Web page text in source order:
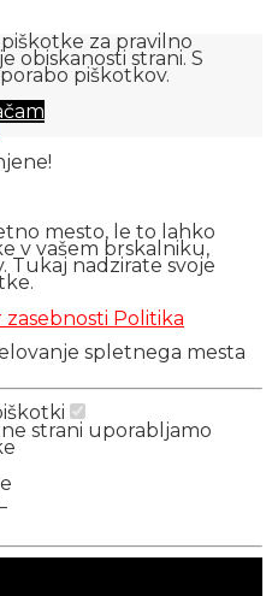
za pravilno
obiskanosti strani. S
piškotkov.
mesto, le to lahko
v vašem brskalniku,
Tukaj nadzirate svoje
Politika
spletnega mesta
strani uporabljamo